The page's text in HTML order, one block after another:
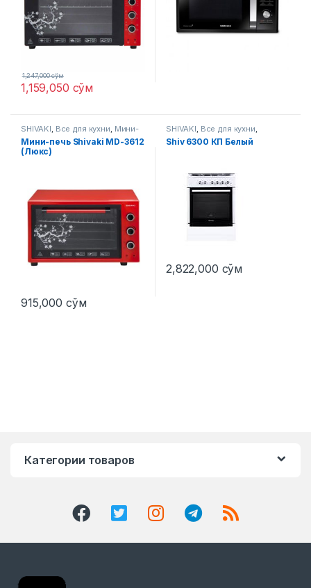
1,159,050 сўм
1,247,000сўм
SHIVAKI, Все для кухни, Мини-
печи
Мини-печь Shivaki MD-3612
(Люкс)
915,000 сўм
SHIVAKI, Все для кухни,
Газовые плиты
Shiv 6300 КП Белый
2,822,000 сўм
Категории товаров